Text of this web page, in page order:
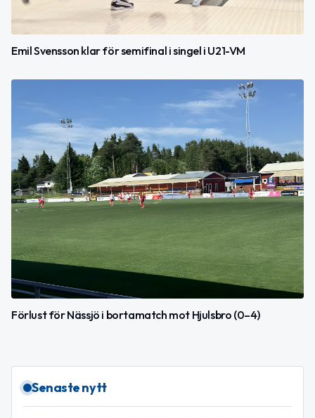
Emil Svensson klar för semifinal i singel i U21-VM
Förlust för Nässjö i bortamatch mot Hjulsbro (0–4)
Senaste nytt